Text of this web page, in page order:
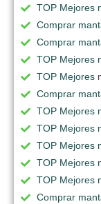
TOP Mejores
Comprar
Comprar
TOP Mejores
TOP Mejores
Comprar
TOP Mejores
TOP Mejores
TOP Mejores
TOP Mejores
TOP Mejores
Comprar